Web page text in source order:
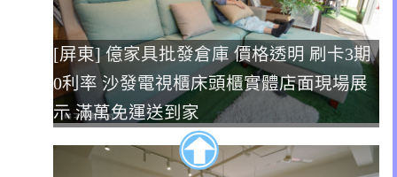
[屏東] 億家具批發倉庫 價格透明 刷卡3期
0利率 沙發電視櫃床頭櫃實體店面現場展
示 滿萬免運送到家